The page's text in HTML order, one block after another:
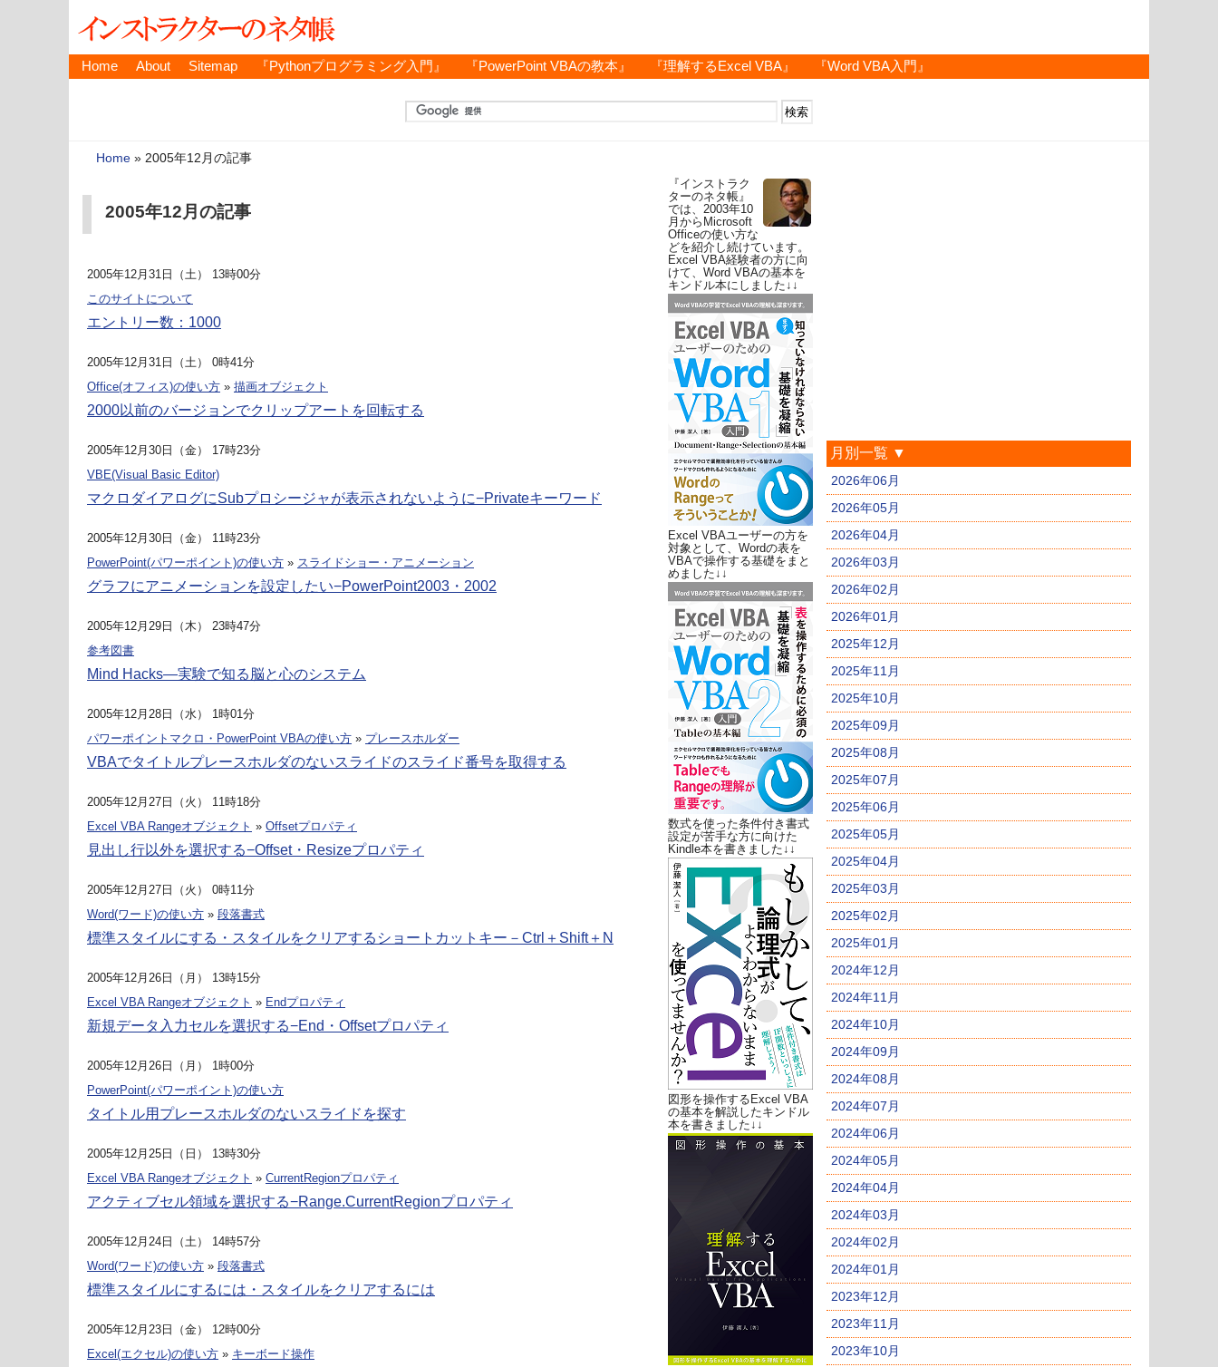
Home About Sitemap 『Pythonプログラミング入門』 『PowerPoint VBAの教本』 『理解するExcel VBA』 『Word VBA入門』
Home » 2005年12月の記事
2005年12月の記事
2005年12月31日（土） 13時00分
このサイトについて
エントリー数：1000
2005年12月31日（土） 0時41分
Office(オフィス)の使い方 » 描画オブジェクト
2000以前のバージョンでクリップアートを回転する
2005年12月30日（金） 17時23分
VBE(Visual Basic Editor)
マクロダイアログにSubプロシージャが表示されないように−Privateキーワード
2005年12月30日（金） 11時23分
PowerPoint(パワーポイント)の使い方 » スライドショー・アニメーション
グラフにアニメーションを設定したい−PowerPoint2003・2002
2005年12月29日（木） 23時47分
参考図書
Mind Hacks―実験で知る脳と心のシステム
2005年12月28日（水） 1時01分
パワーポイントマクロ・PowerPoint VBAの使い方 » プレースホルダー
VBAでタイトルプレースホルダのないスライドのスライド番号を取得する
2005年12月27日（火） 11時18分
Excel VBA Rangeオブジェクト » Offsetプロパティ
見出し行以外を選択する−Offset・Resizeプロパティ
2005年12月27日（火） 0時11分
Word(ワード)の使い方 » 段落書式
標準スタイルにする・スタイルをクリアするショートカットキー－Ctrl＋Shift＋N
2005年12月26日（月） 13時15分
Excel VBA Rangeオブジェクト » Endプロパティ
新規データ入力セルを選択する−End・Offsetプロパティ
2005年12月26日（月） 1時00分
PowerPoint(パワーポイント)の使い方
タイトル用プレースホルダのないスライドを探す
2005年12月25日（日） 13時30分
Excel VBA Rangeオブジェクト » CurrentRegionプロパティ
アクティブセル領域を選択する−Range.CurrentRegionプロパティ
2005年12月24日（土） 14時57分
Word(ワード)の使い方 » 段落書式
標準スタイルにするには・スタイルをクリアするには
2005年12月23日（金） 12時00分
Excel(エクセル)の使い方 » キーボード操作
『インストラク
ターのネタ帳』
では、2003年10
月からMicrosoft
Officeの使い方な
どを紹介し続けています。
Excel VBA経験者の方に向
けて、Word VBAの基本を
キンドル本にしました↓↓
Excel VBAユーザーの方を
対象として、Wordの表を
VBAで操作する基礎をまと
めました↓↓
数式を使った条件付き書式
設定が苦手な方に向けた
Kindle本を書きました↓↓
図形を操作するExcel VBA
の基本を解説したキンドル
本を書きました↓↓
月別一覧 ▼
2026年06月
2026年05月
2026年04月
2026年03月
2026年02月
2026年01月
2025年12月
2025年11月
2025年10月
2025年09月
2025年08月
2025年07月
2025年06月
2025年05月
2025年04月
2025年03月
2025年02月
2025年01月
2024年12月
2024年11月
2024年10月
2024年09月
2024年08月
2024年07月
2024年06月
2024年05月
2024年04月
2024年03月
2024年02月
2024年01月
2023年12月
2023年11月
2023年10月